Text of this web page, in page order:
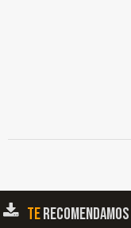
TERECOMENDAMOS
El Título